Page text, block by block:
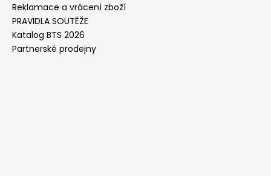
Reklamace a vrácení zboží
PRAVIDLA SOUTĚŽE
Katalog BTS 2026
Partnerské prodejny